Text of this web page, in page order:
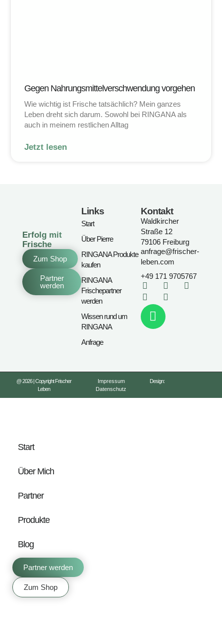
Gegen Nahrungsmittelverschwendung vorgehen
Wie wichtig ist Frische tatsächlich? Mein ganzes
Leben dreht sich darum. Sowohl bei RINGANA als
auch in meinem restlichen Alltag
Jetzt lesen
Erfolg mit
Frische
Zum Shop
Partner
werden
Links
Start
Über Pierre
RINGANA Produkte
kaufen
RINGANA
Frischepartner
werden
Wissen rund um
RINGANA
Anfrage
Kontakt
Waldkircher
Straße 12
79106 Freiburg
anfrage@frischer-
leben.com
+49 171 9705767
@ 2026 | Copyright Frischer
Leben
Impressum
Datenschutz
Design:
Start
Über Mich
Partner
Produkte
Blog
Partner werden
Zum Shop